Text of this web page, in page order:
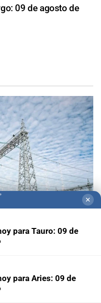
09 de agosto de
inauguró el nuevo
2026
✕
para Tauro: 09 de
para Aries: 09 de